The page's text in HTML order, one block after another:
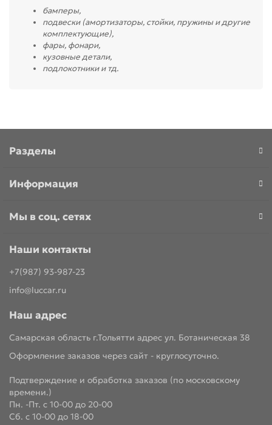
бамперы,
подвески (амортизаторы, стойки, пружины и другие
комплектующие),
фары, фонари,
кузовные детали,
подлокотники и тд.
Разделы
Информация
Мы в соц. сетях
Наши контакты
+7(987) 93-987-23
info@luccar.ru
Наш адрес
Самарская область г.Тольятти адрес ул. Ботаническая 38
Оформление заказов через сайт - круглосуточно.
Подтверждение и обработка заказов (по московскому
времени.)
Пн. -Пт. с 10-00 до 20-00
Сб. с 10-00 до 18-00